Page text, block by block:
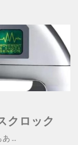
クロック
...